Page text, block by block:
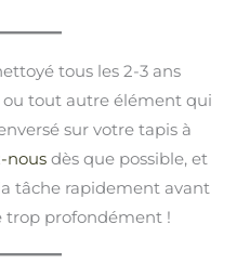
tous les 2-3 ans
ou tout autre élément qui
sur votre tapis à
nousdès que possible, et
tâche rapidement avant
trop profondément !